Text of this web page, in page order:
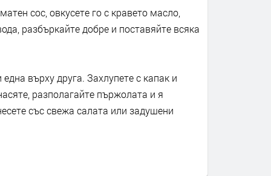
сос, овкусете го с кравето масло,
разбъркайте добре и поставяйте всяка
върху друга. Захлупете с капак и
разполагайте пържолата и я
със свежа салата или задушени